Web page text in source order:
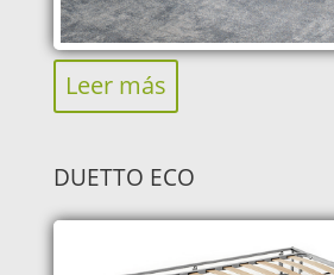
Leer más
DUETTO ECO